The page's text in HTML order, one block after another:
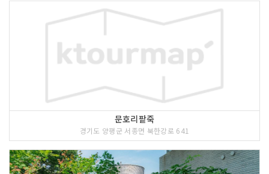
문호리팥죽
경기도 양평군 서종면 북한강로 641